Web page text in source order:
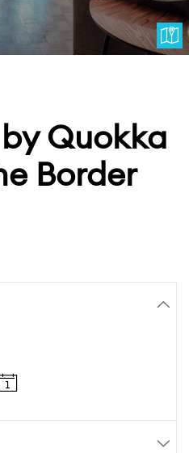
Quokka
Border